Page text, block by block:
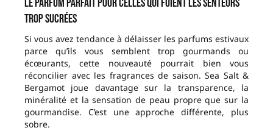
Le parfum parfait pour celles qui fuient les senteurs
trop sucrées
Si vous avez tendance à délaisser les parfums estivaux
parce qu’ils vous semblent trop gourmands ou
écœurants, cette nouveauté pourrait bien vous
réconcilier avec les fragrances de saison. Sea Salt &
Bergamot joue davantage sur la transparence, la
minéralité et la sensation de peau propre que sur la
gourmandise. C’est une approche différente, plus
sobre.